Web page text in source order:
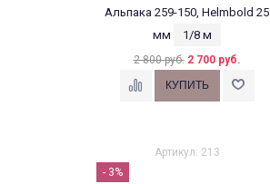
Альпака 259-150, Helmbold 25
мм
1/8 м
2 800 руб. 2 700 руб.
Артикул: 213
- 3%